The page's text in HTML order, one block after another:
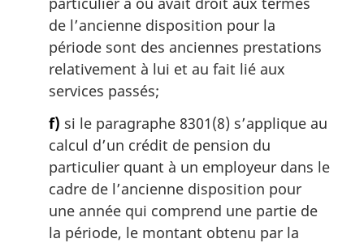
de l’ancienne disposition pour la
période sont des anciennes prestations
relativement à lui et au fait lié aux
services passés;
f) si le paragraphe 8301(8) s’applique au
calcul d’un crédit de pension du
particulier quant à un employeur dans le
cadre de l’ancienne disposition pour
une année qui comprend une partie de
la période, le montant obtenu par la